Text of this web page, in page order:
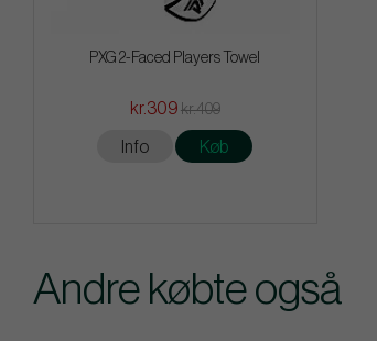
PXG 2-Faced Players Towel
kr.309 kr.409
Info Køb
Andre købte også